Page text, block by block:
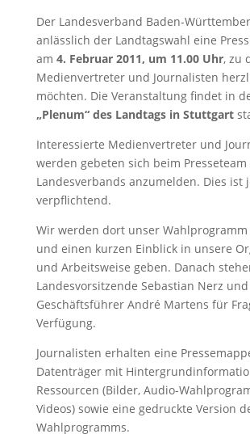
Der Landesverband Baden-
anlässlich der Landtagswahl eine
am 4. Februar 2011, um 11.00 Uhr, zu
Medienvertreter und Journalisten
möchten. Die Veranstaltung findet in
„Plenum“ des Landtags in Stuttgart
Interessierte Medienvertreter und
werden gebeten sich beim Presseteam
Landesverbands anzumelden. Dies ist
verpflichtend.
Wir werden dort unser
und einen kurzen Einblick in unsere
und Arbeitsweise geben. Danach
Landesvorsitzende Sebastian Nerz
Geschäftsführer André Martens für
Verfügung.
Journalisten erhalten eine
Datenträger mit
Ressourcen (Bilder, Audio-
Videos) sowie eine gedruckte Version
Wahlprogramms.